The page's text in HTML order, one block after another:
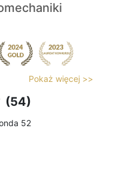
Pokaż więcej >>
(54)
52